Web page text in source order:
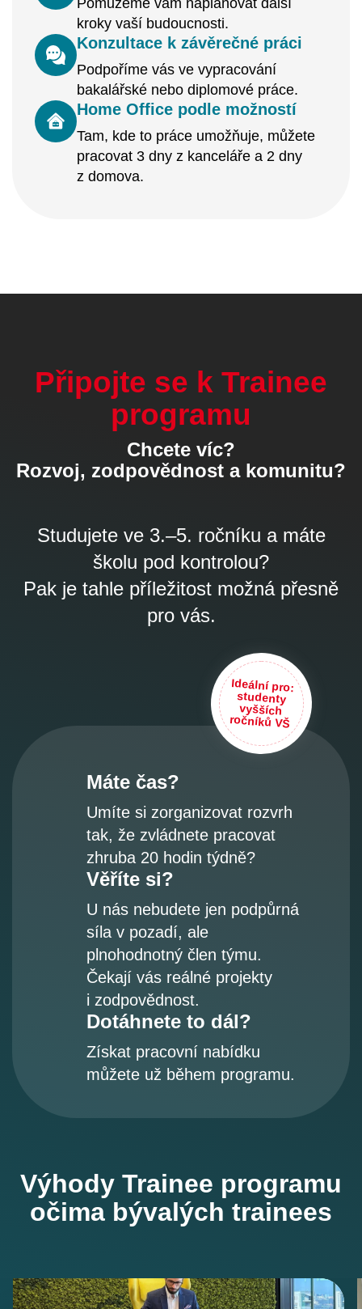
Pomůžeme vám naplánovat další
kroky vaší budoucnosti.
Konzultace k závěrečné práci
Podpoříme vás ve vypracování
bakalářské nebo diplomové práce.
Home Office podle možností
Tam, kde to práce umožňuje, můžete
pracovat 3 dny z kanceláře a 2 dny
z domova.
Připojte se k Trainee
programu
Chcete víc?
Rozvoj, zodpovědnost a komunitu?
Studujete ve 3.–5. ročníku a máte
školu pod kontrolou?
Pak je tahle příležitost možná přesně
pro vás.
Máte čas?
Umíte si zorganizovat rozvrh
tak, že zvládnete pracovat
zhruba 20 hodin týdně?
Věříte si?
U nás nebudete jen podpůrná
síla v pozadí, ale
plnohodnotný člen týmu.
Čekají vás reálné projekty
i zodpovědnost.
Dotáhnete to dál?
Získat pracovní nabídku
můžete už během programu.
Ideální pro:
studenty
vyšších
ročníků VŠ
Výhody Trainee programu
očima bývalých trainees